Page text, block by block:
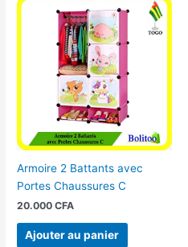
Armoire 2 Battants avec
Portes Chaussures C
20.000CFA
Ajouter au panier